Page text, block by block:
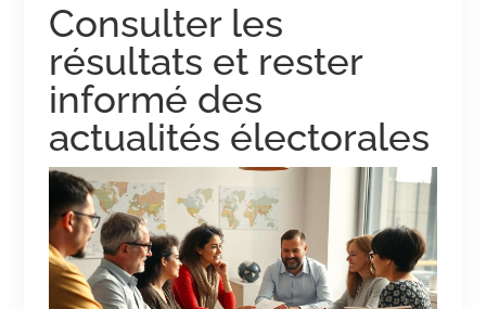
Consulter les
résultats et rester
informé des
actualités électorales